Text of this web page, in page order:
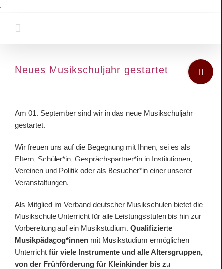
.
Neues Musikschuljahr gestartet
grösseres
Am 01. September sind wir in das neue Musikschuljahr
gestartet.
Wir freuen uns auf die Begegnung mit Ihnen, sei es als
Eltern, Schüler*in, Gesprächspartner*in in Institutionen,
Vereinen und Politik oder als Besucher*in einer unserer
Veranstaltungen.
Als Mitglied im Verband deutscher Musikschulen bietet die
Musikschule Unterricht für alle Leistungsstufen bis hin zur
Vorbereitung auf ein Musikstudium. Qualifizierte
Musikpädagog*innen mit Musikstudium ermöglichen
Unterricht für viele Instrumente und alle Altersgruppen,
von der Frühförderung für Kleinkinder bis zu
Toggle
Sliding